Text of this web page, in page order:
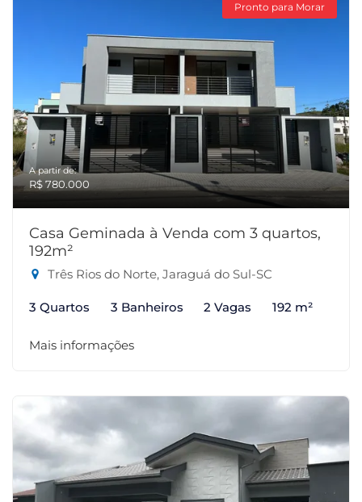
Pronto para Morar
A partir de:
R$ 780.000
Casa Geminada à Venda com 3 quartos,
192m²
Três Rios do Norte, Jaraguá do Sul-SC
3 Quartos 3 Banheiros 2 Vagas 192 m²
Mais informações